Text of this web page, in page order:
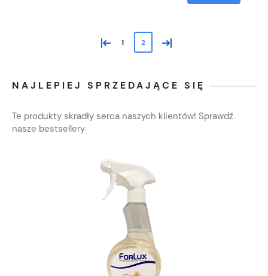
« 1 2 »
NAJLEPIEJ SPRZEDAJĄCE SIĘ
Te produkty skradły serca naszych klientów! Sprawdź
nasze bestsellery